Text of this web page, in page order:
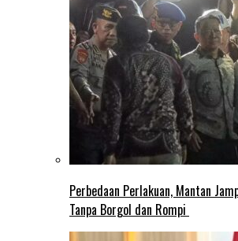
Perbedaan Perlakuan, Mantan
Tanpa Borgol dan Rompi